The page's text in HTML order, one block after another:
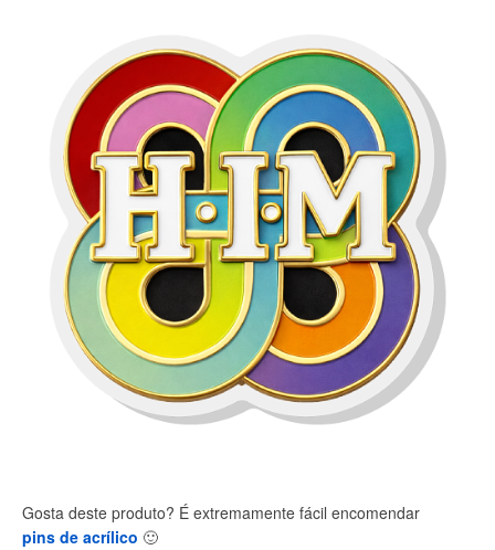
Gosta deste produto? É extremamente fácil encomendar
pins de acrílico 🙂